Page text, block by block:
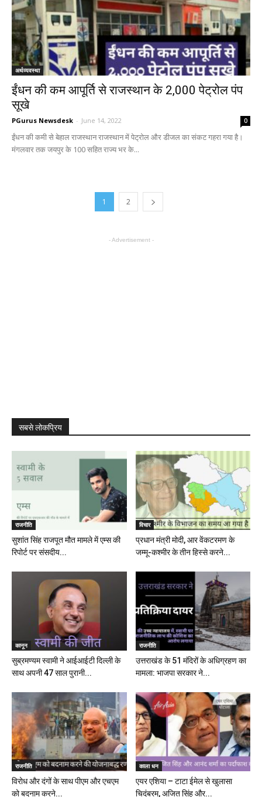
अर्थव्यवस्था
ईंधन की कम आपूर्ति से राजस्थान के 2,000 पेट्रोल पंप
सूखे
PGurus Newsdesk - June 14, 2022 0
ईंधन की कमी से बेहाल राजस्थान राजस्थान में पेट्रोल और डीजल का संकट गहरा गया है।
मंगलवार तक जयपुर के 100 सहित राज्य भर के...
1 2
- Advertisement -
सबसे लोकप्रिय
राजनीति
सुशांत सिंह राजपूत मौत मामले में एम्स की
रिपोर्ट पर संसदीय...
विचार
प्रधान मंत्री मोदी, आर वेंकटरमण के
जम्मू-कश्मीर के तीन हिस्से करने...
कानून
सुब्रमण्यम स्वामी ने आईआईटी दिल्ली के
साथ अपनी 47 साल पुरानी...
राजनीति
उत्तराखंड के 51 मंदिरों के अधिग्रहण का
मामला: भाजपा सरकार ने...
राजनीति
विरोध और दंगों के साथ पीएम और एचएम
को बदनाम करने...
काला धन
एयर एशिया – टाटा ईमेल से खुलासा
चिदंबरम, अजित सिंह और...